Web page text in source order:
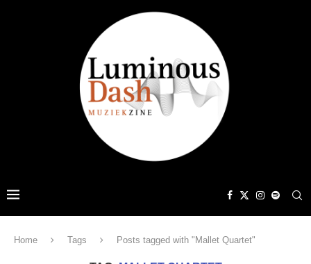
Home Tags Posts tagged with "Mallet Quartet"